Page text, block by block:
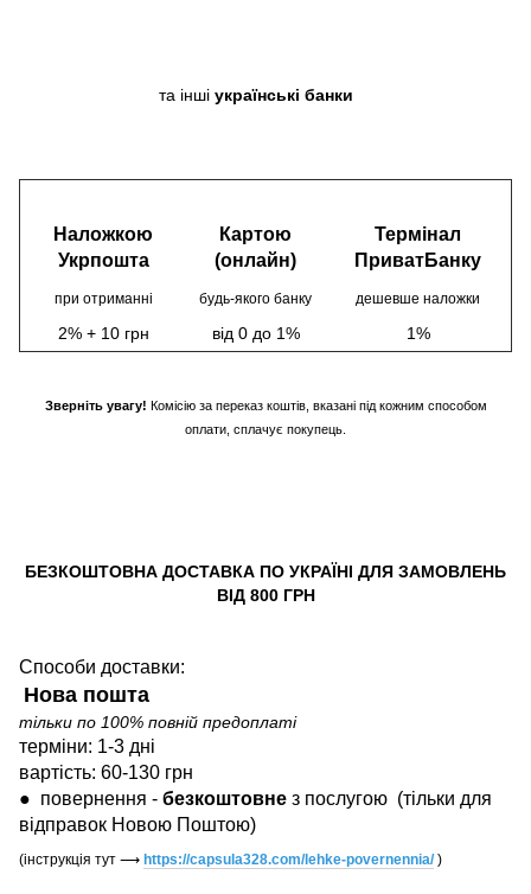
та інші українські банки
Наложкою
Укрпошта
Картою
(онлайн)
Термінал
ПриватБанку
при отриманні будь-якого банку дешевше наложки
2% + 10 грн від 0 до 1% 1%
Зверніть увагу! Комісію за переказ коштів, вказані під кожним способом
оплати, сплачує покупець.
БЕЗКОШТОВНА ДОСТАВКА ПО УКРАЇНІ ДЛЯ ЗАМОВЛЕНЬ
ВІД 800 ГРН
Способи доставки:
Нова пошта
тільки по 100% повній предоплаті
терміни: 1-3 дні
вартість: 60-130 грн
● повернення - безкоштовне з послугою (тільки для
відправок Новою Поштою)
(інструкція тут ⟶ https://capsula328.com/lehke-povernennia/)